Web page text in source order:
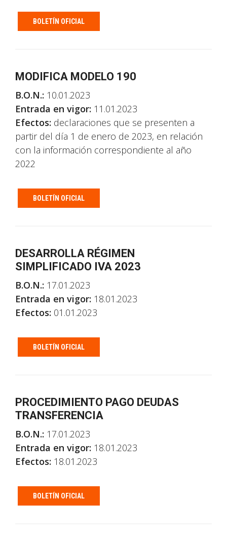
BOLETÍN OFICIAL
MODIFICA MODELO 190
B.O.N.: 10.01.2023
Entrada en vigor: 11.01.2023
Efectos: declaraciones que se presenten a
partir del día 1 de enero de 2023, en relación
con la información correspondiente al año
2022
BOLETÍN OFICIAL
DESARROLLA RÉGIMEN
SIMPLIFICADO IVA 2023
B.O.N.: 17.01.2023
Entrada en vigor: 18.01.2023
Efectos: 01.01.2023
BOLETÍN OFICIAL
PROCEDIMIENTO PAGO DEUDAS
TRANSFERENCIA
B.O.N.: 17.01.2023
Entrada en vigor: 18.01.2023
Efectos: 18.01.2023
BOLETÍN OFICIAL